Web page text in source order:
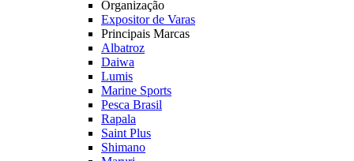
Organização
Expositor de Varas
Principais Marcas
Albatroz
Daiwa
Lumis
Marine Sports
Pesca Brasil
Rapala
Saint Plus
Shimano